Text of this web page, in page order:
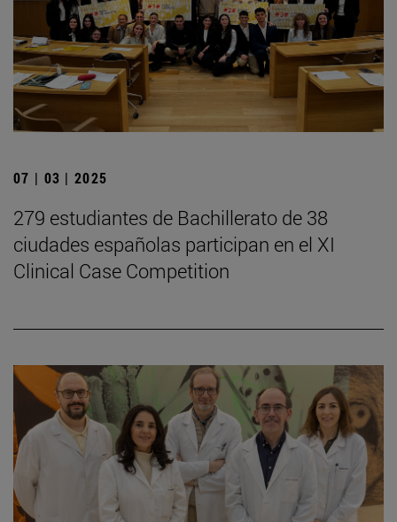
07 | 03 | 2025
279 estudiantes de Bachillerato de 38
ciudades españolas participan en el XI
Clinical Case Competition